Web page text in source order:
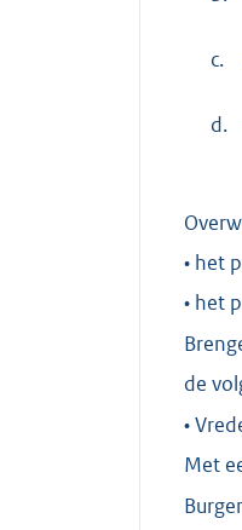
c.
d.
• het
• het
de
•
Met